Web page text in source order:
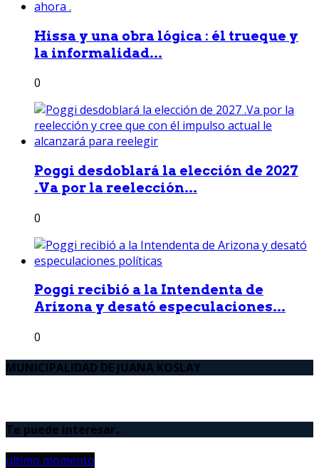
Hissa y una obra lógica : él trueque y
la informalidad...
0
Poggi desdoblará la elección de 2027
.Va por la reelección...
0
Poggi recibió a la Intendenta de
Arizona y desató especulaciones...
0
MUNICIPALIDAD DE JUANA KOSLAY
Te puede interesar..
ultimo momento